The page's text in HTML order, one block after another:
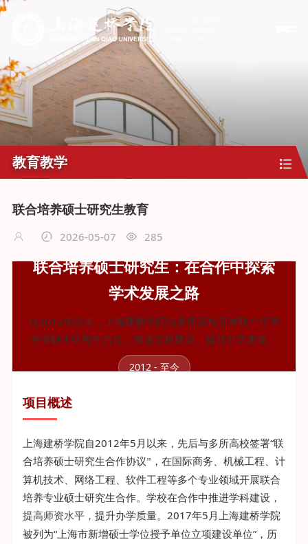
教育教学
联合培养硕士研究生教育
2026-05-07 285
联合培养硕士研究生：在合作中探索
学术发展之路
自2012年以来，上海建桥学院与多所高校开展联合培养
专业硕士研究生合作，推进学科建设，提升办学质量。
2012 - 至今
项目概述
上海建桥学院自2012年5月以来，先后与多所高校签署“联
合培养硕士研究生合作协议” ，在国际商务、机械工程、计
算机技术、网络工程、软件工程等多个专业领域开展联合
培养专业硕士研究生合作。学校在合作中推进学科建设，
提高师资水平， 提升办学质量。2017年5月上海建桥学院
被列为“上海市新增硕士学位授予单位立项建设单位”，历